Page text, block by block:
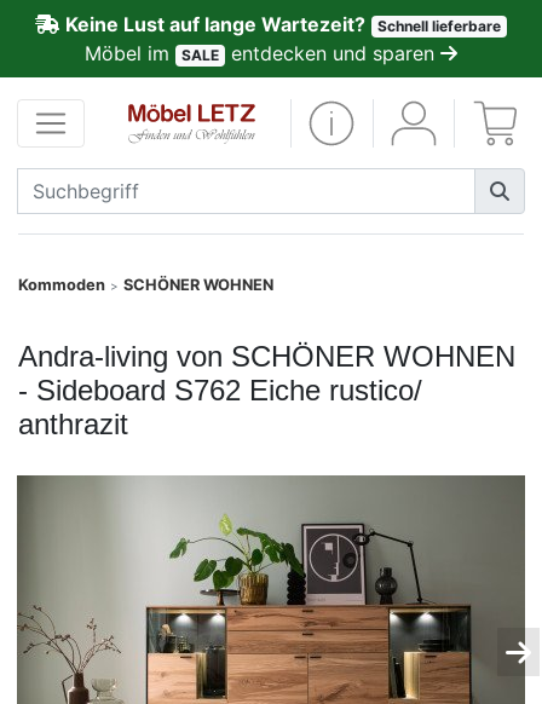
Keine Lust auf lange Wartezeit? Schnell lieferbare
Möbel im SALE entdecken und sparen
Kommoden > SCHÖNER WOHNEN
Andra-living von SCHÖNER WOHNEN
- Sideboard S762 Eiche rustico/
anthrazit
Kundenmeinungen
Anmelden
PREMIUM
Schnell
SALE
Konfigurator
0%
Finanzierung